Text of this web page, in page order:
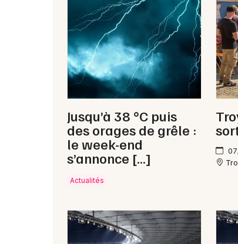
Jusqu’à 38 °C puis
des orages de grêle :
le week-end
s’annonce […]
Actualités